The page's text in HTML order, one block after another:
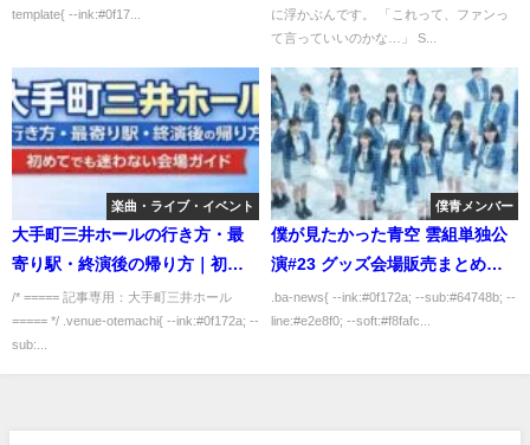
template{ --ink:#0f17...
に浮かぶんです。 「これって、ファンっ
て言っていいのかな…」 S...
楽曲・ライブ・イベント
大手町三井ホールの行き方・最
寄り駅・終演後の帰り方｜初め
てでも迷わない会場ガイド
/* ===== 記事専用：大手町三井ホール
===== */ .venue-otemachi{ --ink:#0f172a; --
sub:...
僕青メンバー
僕が見たかった青空 雲組単独公
演#23 グッズ会場販売まとめ｜
SHIBUYA PLEASURE
PLEASURE【2025年11月24日開
.ba-news{ --ink:#0f172a; --sub:#64748b; --
line:#e2e8f0; --soft:#f8fafc...